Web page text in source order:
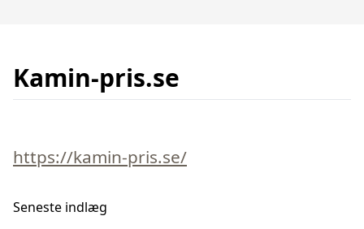
Kamin-pris.se
https://kamin-pris.se/
Seneste indlæg